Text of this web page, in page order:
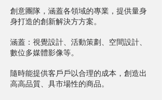
創意團隊，涵蓋各領域的專業，提供量⾝
身打造的創新解決⽅方案。
涵蓋：視覺設計、活動策劃、空間設計、
數位多媒體影像等。
隨時能提供客⼾戶以合理的成本，創造出
⾼高品質、具市場性的商品。